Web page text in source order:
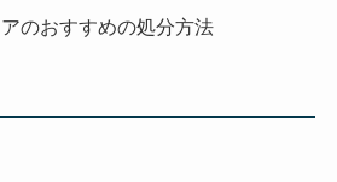
のおすすめの処分方法